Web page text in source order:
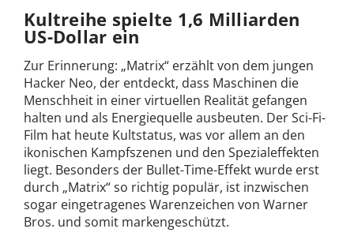
Kultreihe spielte 1,6 Milliarden
US-Dollar ein
Zur Erinnerung: „Matrix“ erzählt von dem jungen
Hacker Neo, der entdeckt, dass Maschinen die
Menschheit in einer virtuellen Realität gefangen
halten und als Energiequelle ausbeuten. Der Sci-Fi-
Film hat heute Kultstatus, was vor allem an den
ikonischen Kampfszenen und den Spezialeffekten
liegt. Besonders der Bullet-Time-Effekt wurde erst
durch „Matrix“ so richtig populär, ist inzwischen
sogar eingetragenes Warenzeichen von Warner
Bros. und somit markengeschützt.